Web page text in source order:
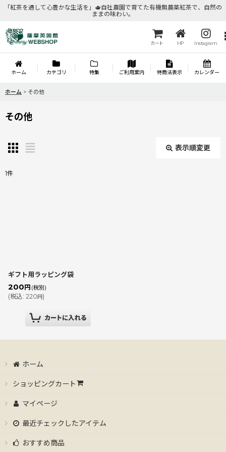
「紅茶を通して心豊かな生活を」🫖自社農園で育てた有機無農薬紅茶で、自然の
ままの味わい。
カート HP Instagram
ホーム カテゴリ 特集 ご利用案内 特商法表示 カレンダー
ホーム > その他
その他
表示順変更
1件
ギフト用ラッピング袋
200 円 (税別)
(税込: 220 円)
ホーム
ショッピングカート
マイページ
最近チェックしたアイテム
おすすめ商品